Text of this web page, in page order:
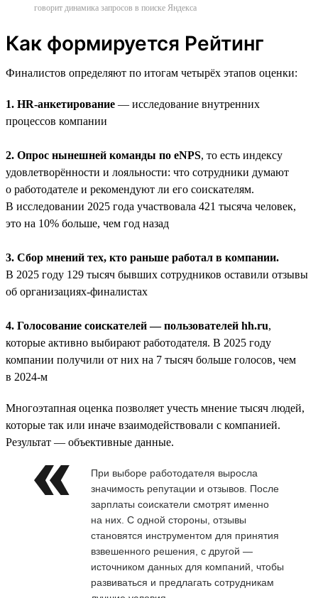
говорит динамика запросов в поиске Яндекса
Как формируется Рейтинг
Финалистов определяют по итогам четырёх этапов оценки:
1. HR-анкетирование — исследование внутренних
процессов компании
2. Опрос нынешней команды по eNPS, то есть индексу
удовлетворённости и лояльности: что сотрудники думают
о работодателе и рекомендуют ли его соискателям.
В исследовании 2025 года участвовала 421 тысяча человек,
это на 10% больше, чем год назад
3. Сбор мнений тех, кто раньше работал в компании.
В 2025 году 129 тысяч бывших сотрудников оставили отзывы
об организациях-финалистах
4. Голосование соискателей — пользователей hh.ru,
которые активно выбирают работодателя. В 2025 году
компании получили от них на 7 тысяч больше голосов, чем
в 2024-м
Многоэтапная оценка позволяет учесть мнение тысяч людей,
которые так или иначе взаимодействовали с компанией.
Результат — объективные данные.
При выборе работодателя выросла
значимость репутации и отзывов. После
зарплаты соискатели смотрят именно
на них. С одной стороны, отзывы
становятся инструментом для принятия
взвешенного решения, с другой —
источником данных для компаний, чтобы
развиваться и предлагать сотрудникам